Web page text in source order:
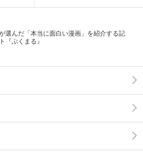
選んだ「本当に面白い漫画」を紹介する記
『ぶくまる』